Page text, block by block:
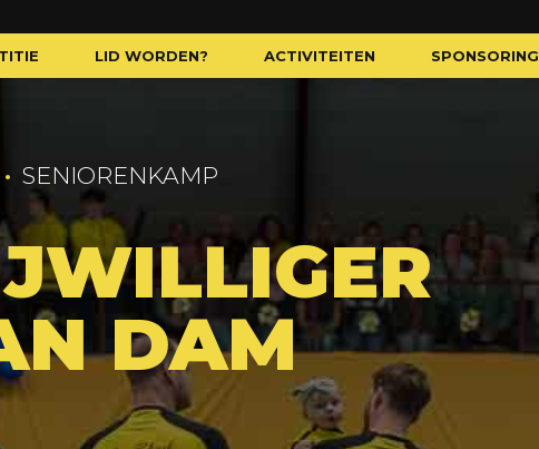
LID WORDEN? ACTIVITEITEN SPONSORING
SENIORENKAMP
DAM